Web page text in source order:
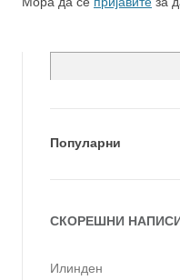
за:
Популарни
СКОРЕШНИ
Илинден